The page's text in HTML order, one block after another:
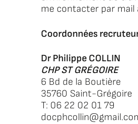
me contacter par mail
Coordonnées
Dr Philippe COLLIN
CHP ST GRÉGOIRE
6 Bd de la Boutière
35760 Saint-Grégoire
T: 06 22 02 01 79